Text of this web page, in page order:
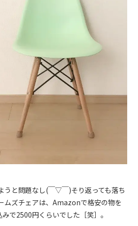
うと問題なし(￣▽￣)そり返っても落ち
ムズチェアは、Amazonで格安の物を
みで2500円くらいでした［笑］。